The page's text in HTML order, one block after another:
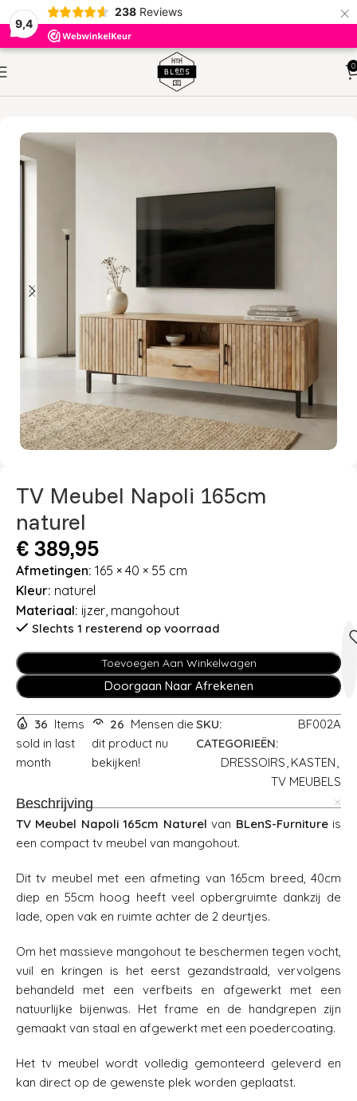
9,4
238 Reviews ×
0
TV Meubel Napoli 165cm
naturel
€ 389,95
Afmetingen: 165 × 40 × 55 cm
Kleur: naturel
Materiaal: ijzer, mangohout
Slechts 1 resterend op voorraad
Toevoegen Aan Winkelwagen
Doorgaan Naar Afrekenen
36 Items
sold in last
month
26 Mensen die
dit product nu
bekijken!
SKU:
BF002A
CATEGORIEËN:
DRESSOIRS, KASTEN,
TV MEUBELS
Beschrijving
TV Meubel Napoli 165cm Naturel van BLenS-Furnitureis
een compact tv meubel van mangohout.
Dit tv meubel met een afmeting van 165cm breed, 40cm
diep en 55cm hoog heeft veel opbergruimte dankzij de
lade, open vak en ruimte achter de 2 deurtjes.
Om het massieve mangohout te beschermen tegen vocht,
vuil en kringen is het eerst gezandstraald, vervolgens
behandeld met een verfbeits en afgewerkt met een
natuurlijke bijenwas. Het frame en de handgrepen zijn
gemaakt van staal en afgewerkt met een poedercoating.
Het tv meubel wordt volledig gemonteerd geleverd en
kan direct op de gewenste plek worden geplaatst.